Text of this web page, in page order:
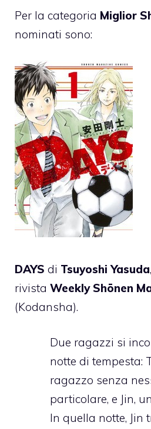
Per la categoria Miglior
nominati sono:
DAYS di Tsuyoshi Yasuda
rivista Weekly Shōnen
(Kodansha).
Due ragazzi si
notte di tempesta:
ragazzo senza
particolare, e Jin,
In quella notte, Jin